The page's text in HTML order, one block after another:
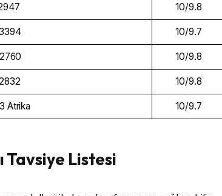
10/9.8
10/9.7
10/9.8
10/9.8
Atrika 10/9.7
Tavsiye Listesi